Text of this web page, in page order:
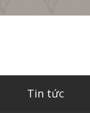
Tin tức